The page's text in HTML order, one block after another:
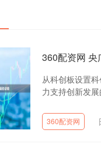
360配资网 央
从科创板设置
力支持创新发
360配资网